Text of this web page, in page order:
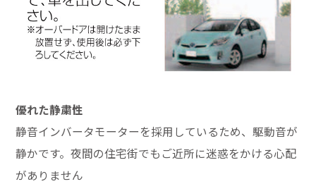
優れた静粛性
静音インバータモーターを採用しているため、駆動音が
静かです。夜間の住宅街でもご近所に迷惑をかける心配
がありません